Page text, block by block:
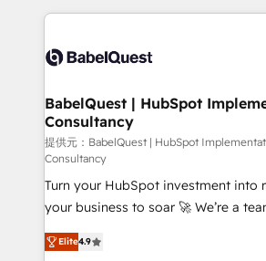
scalable retainers. Let’s make HubSpot your most
powerful growth engine. Built to
training • CRM migration from
custom API integrations • AI
Boutique 'Elite' team of 12 • 150+
Hub, Marketing Hub, Service Hub,
CMS • ISO/IEC 27001:2022, ISO
42001:2023 certified - the AI
GuardHub: our AI governance
ISO 42001 Ready for the next step? Click the 👈
'𝗖𝗼𝗻𝘁𝗮𝗰𝘁 𝗯𝘂𝘀𝗶𝗻𝗲𝘀𝘀' button to get
𝘴𝘶𝘱𝘦𝘳 𝘳𝘦𝘴𝘱𝘰𝘯𝘴𝘪𝘷𝘦)
BabelQuest | HubSpot
Consultancy
提供元：BabelQuest | HubSpot
Consultancy
Turn your HubSpot investment into
your business to soar 🚀 We’re a team of accredited
HubSpot experts ready to help you. We can
implement the platform into complex
Elite4.9